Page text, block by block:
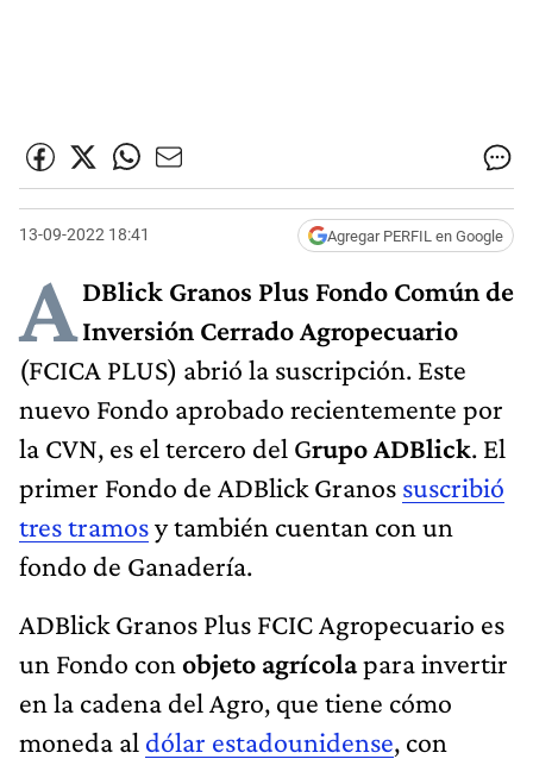
13-09-2022 18:41 Agregar PERFIL en Google
ADBlick Granos Plus Fondo Común de
Inversión Cerrado Agropecuario
(FCICA PLUS) abrió la suscripción. Este
nuevo Fondo aprobado recientemente por
la CVN, es el tercero del Grupo ADBlick. El
primer Fondo de ADBlick Granos suscribió
tres tramosy también cuentan con un
fondo de Ganadería.
ADBlick Granos Plus FCIC Agropecuario es
un Fondo con objeto agrícolapara invertir
en la cadena del Agro, que tiene cómo
moneda al dólar estadounidense, con